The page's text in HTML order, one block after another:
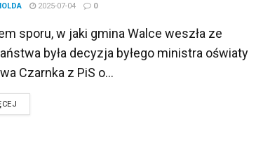
2025-07-04 0
sporu, w jaki gmina Walce weszła ze
była decyzja byłego ministra oświaty
Czarnka z PiS o...